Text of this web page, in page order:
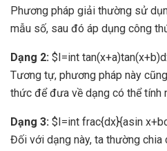
Phương pháp giải thường sử
mẫu số, sau đó áp dụng công
Dạng 2: $I=int
Tương tự, phương pháp này
thức để đưa về dạng có thể tính
Dạng 3: $I=int frac{dx}{asin
Đối với dạng này, ta thường